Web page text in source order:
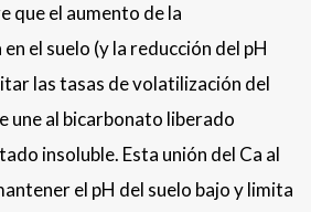
que el aumento de la
el suelo (y la reducción del pH
las tasas de volatilización del
une al bicarbonato liberado
insoluble. Esta unión del Ca al
el pH del suelo bajo y limita